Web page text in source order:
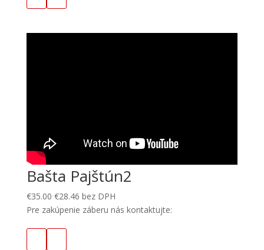
Bašta Pajštún2
€35.00 €28.46 bez DPH
Pre zakúpenie záberu nás kontaktujte: